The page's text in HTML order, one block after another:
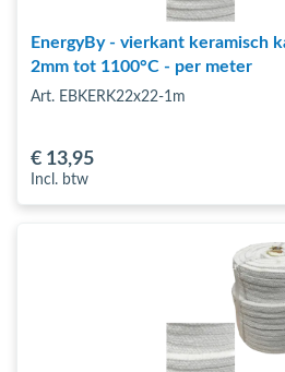
EnergyBy - vierkant keramisch
2mm tot 1100°C - per meter
Art. EBKERK22x22-1m
€ 13,95
Incl. btw